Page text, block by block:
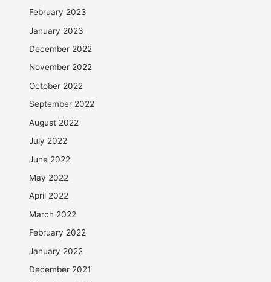
February 2023
January 2023
December 2022
November 2022
October 2022
September 2022
August 2022
July 2022
June 2022
May 2022
April 2022
March 2022
February 2022
January 2022
December 2021